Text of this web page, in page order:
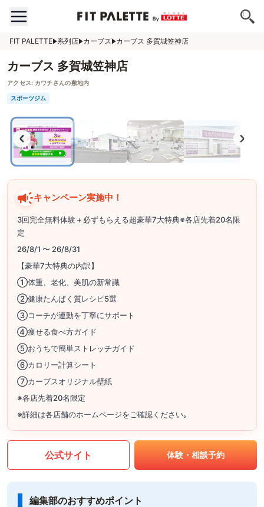
FIT PALETTE 系列店 カーブス カーブス 多賀城笠神店
カーブス 多賀城笠神店
アクセス: カワチさんの敷地内
スポーツジム
キャンペーン実施中！
3回完全無料体験＋必ずもらえる超豪華7大特典※各店先着20名限
定
26/8/1 〜 26/8/31
【豪華7大特典の内訳】
①体重、老化、美肌の新常識
②健康たんぱく質レシピ5選
③コーチが運動を丁寧にサポート
④痩せる食べ方ガイド
⑤おうちで簡単ストレッチガイド
⑥カロリー計算シート
⑦カーブスオリジナル壁紙
※各店先着20名限定
※詳細は各店舗のホームページをご確認ください｡
公式サイト 体験・相談予約
編集部のおすすめポイント